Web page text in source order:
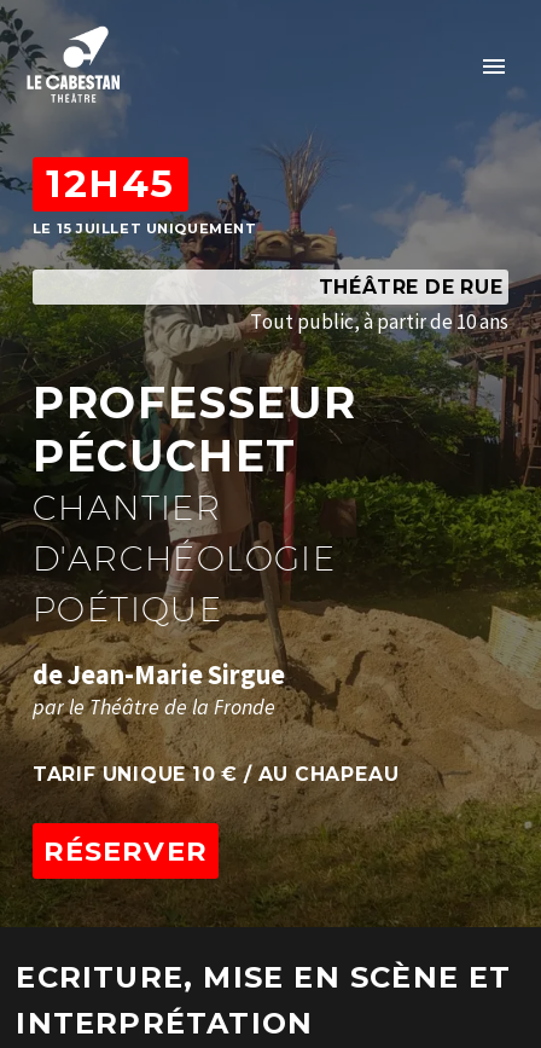
12H45
LE 15 JUILLET UNIQUEMENT
THÉÂTRE DE RUE
Toutpublic,àpartirde10ans
PROFESSEUR
PÉCUCHET
CHANTIER
D'ARCHÉOLOGI E
POÉTIQUE
deJean-MarieSirgue
parleThéâtrede la Fronde
TARIF UNIQUE 10 € / AU CHAPEAU
RÉSERVER
ECRITURE, MISE EN SCÈNE ET
INTERPRÉTATION